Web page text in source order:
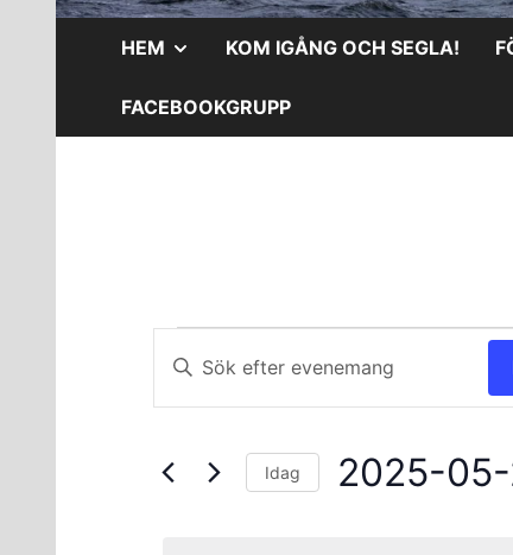
HEM VISA
UNDERMENY
KOM IGÅNG OCH SEGLA!
FACEBOOKGRUPP
Evenemang
för
25
Views
Ange
nyckelord.
Sök
Evenemang
Idag 2025-